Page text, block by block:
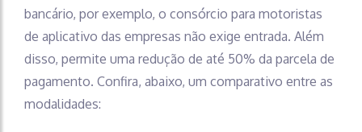
bancário, por exemplo, o consórcio para motoristas
de aplicativo das empresas não exige entrada. Além
disso, permite uma redução de até 50% da parcela de
pagamento. Confira, abaixo, um comparativo entre as
modalidades: